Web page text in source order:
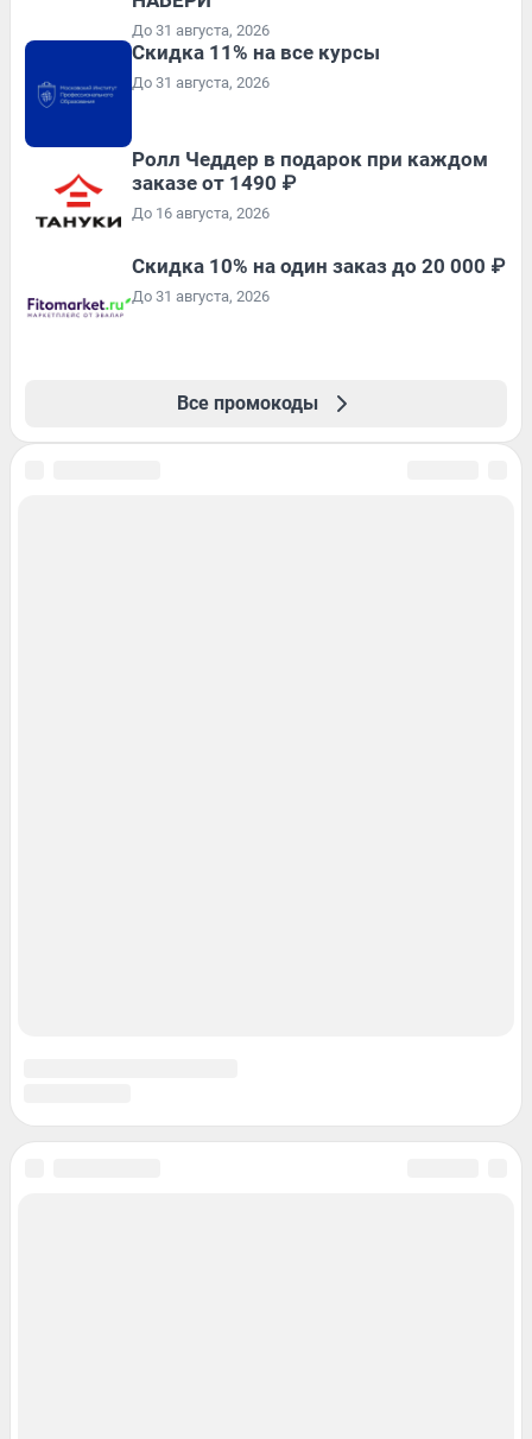
До 31 августа, 2026
Скидка 11% на все курсы
До 31 августа, 2026
Ролл Чеддер в подарок при каждом
заказе от 1490 ₽
До 16 августа, 2026
Скидка 10% на один заказ до 20 000 ₽
До 31 августа, 2026
Все промокоды